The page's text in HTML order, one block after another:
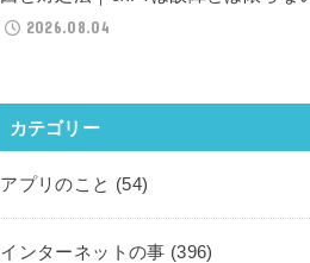
2026.08.04
カテゴリー
アプリのこと (54)
インターネットの事 (396)